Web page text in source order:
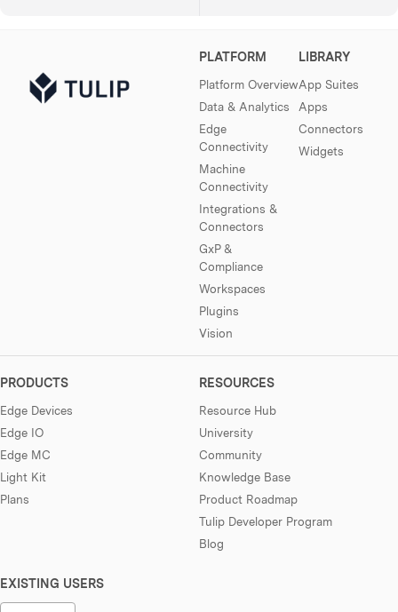
PLATFORM
Platform Overview
Data & Analytics
Edge
Connectivity
Machine
Connectivity
Integrations &
Connectors
GxP &
Compliance
Workspaces
Plugins
Vision
LIBRARY
App Suites
Apps
Connectors
Widgets
PRODUCTS
Edge Devices
Edge IO
Edge MC
Light Kit
Plans
RESOURCES
Resource Hub
University
Community
Knowledge Base
Product Roadmap
Tulip Developer Program
Blog
EXISTING USERS